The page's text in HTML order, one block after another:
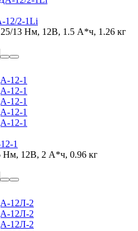
12/2-1Li
13 Нм, 12В, 1.5 А*ч, 1.26 кг
1
Нм, 12В, 2 А*ч, 0.96 кг